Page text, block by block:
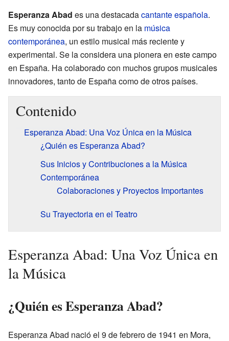
Esperanza Abad es una destacadacantanteespañola.
Es muy conocida por su trabajo en la música
contemporánea, un estilo musical más reciente y
experimental. Se la considera una pionera en este campo
en España. Ha colaborado con muchos grupos musicales
innovadores, tanto de España como de otros países.
Contenido
Esperanza Abad: Una Voz Única en la Música
¿Quién es Esperanza Abad?
Sus Inicios y Contribuciones a la Música
Contemporánea
Colaboraciones y Proyectos Importantes
Su Trayectoria en el Teatro
Esperanza Abad: Una Voz Única en
la Música
¿Quién es Esperanza Abad?
Esperanza Abad nació el 9 de febrero de 1941 en Mora,